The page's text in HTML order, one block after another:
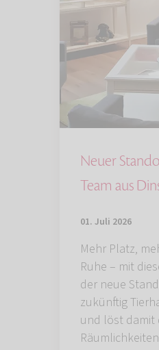
Neuer
Team aus
01. Juli 2026
Mehr Platz,
Ruhe – mit
der neue
zukünftig
und löst damit